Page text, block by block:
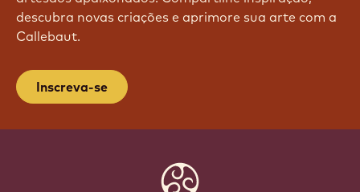
descubra novas criações e aprimore sua arte com a
Callebaut.
Inscreva-se